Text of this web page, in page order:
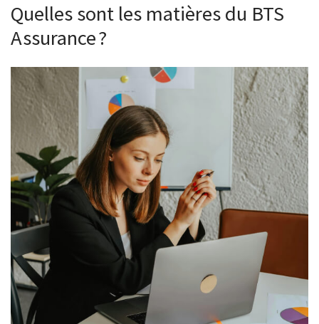
Quelles sont les matières du BTS
Assurance ?